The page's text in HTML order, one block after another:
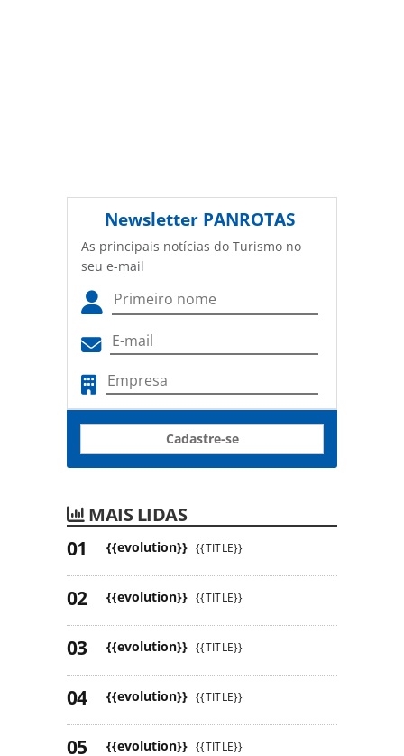
Newsletter PANROTAS
As principais notícias do Turismo no
seu e-mail
Cadastre-se
MAIS LIDAS
{{evolution}} {{TITLE}}
{{evolution}} {{TITLE}}
{{evolution}} {{TITLE}}
{{evolution}} {{TITLE}}
{{evolution}} {{TITLE}}